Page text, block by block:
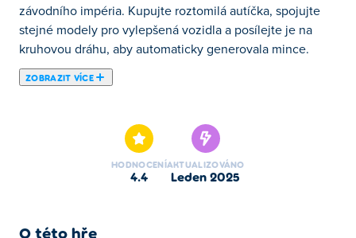
závodního impéria. Kupujte roztomilá autíčka, spojujte
stejné modely pro vylepšená vozidla a posílejte je na
kruhovou dráhu, aby automaticky generovala mince.
ZOBRAZIT VÍCE
HODNOCENÍ
4.4
AKTUALIZOVÁNO
leden 2025
O této hře